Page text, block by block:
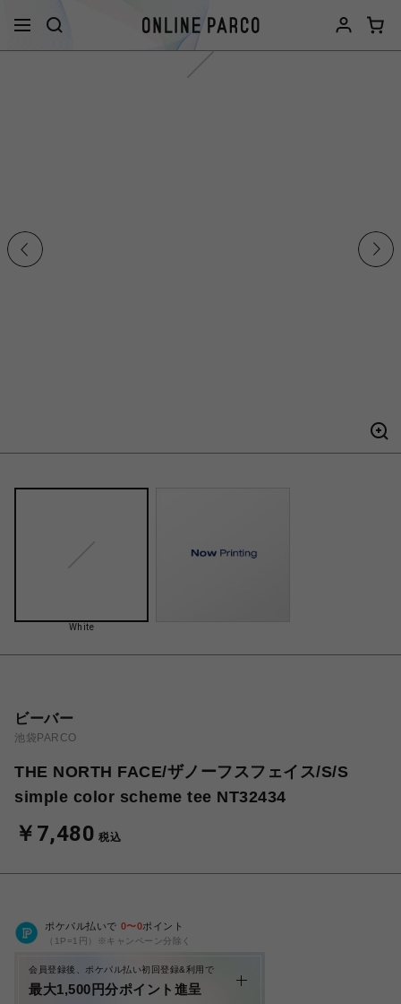
White
ビーバー
池袋PARCO
THE NORTH FACE/ザノーフスフェイス/S/S
simple color scheme tee NT32434
￥7,480 税込
ポケパル払いで 0〜0ポイント
（1P=1円）※キャンペーン分除く
会員登録後、ポケパル払い初回登録&利用で
最大1,500円分ポイント進呈